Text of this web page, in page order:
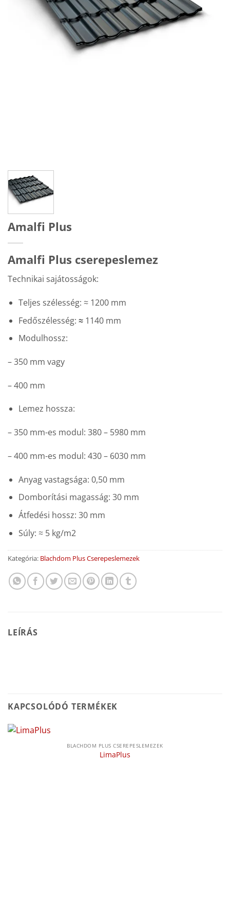
Amalfi Plus
Amalfi Plus cserepeslemez
Technikai sajátosságok:
Teljes szélesség: ≈ 1200 mm
Fedőszélesség: ≈1140 mm
Modulhossz:
– 350 mm vagy
– 400 mm
Lemez hossza:
– 350 mm-es modul: 380 – 5980 mm
– 400 mm-es modul: 430 – 6030 mm
Anyag vastagsága: 0,50 mm
Domborítási magasság: 30 mm
Átfedési hossz: 30 mm
Súly: ≈ 5 kg/m2
Kategória: Blachdom Plus Cserepeslemezek
LEÍRÁS
KAPCSOLÓDÓ TERMÉKEK
BLACHDOM PLUS CSEREPESLEMEZEK
LimaPlus